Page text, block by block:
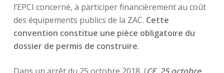
l’EPCI concerné, à participer financièrement au coût
des équipements publics de la ZAC. Cette
convention constitue une pièce obligatoire du
dossier de permis de construire.